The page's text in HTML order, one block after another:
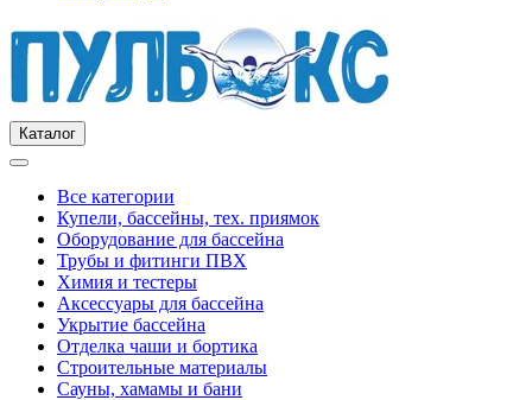
Каталог
Все категории
Купели, бассейны, тех. приямок
Оборудование для бассейна
Трубы и фитинги ПВХ
Химия и тестеры
Аксессуары для бассейна
Укрытие бассейна
Отделка чаши и бортика
Строительные материалы
Сауны, хамамы и бани